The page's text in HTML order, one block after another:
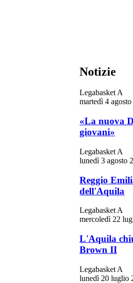
Notizie
Legabasket A
martedì 4
«La nuova
giovani»
Legabasket A
lunedì 3 agosto
Reggio
dell'Aquila
Legabasket A
mercoledì 22
L'Aquila
Brown II
Legabasket A
lunedì 20 luglio